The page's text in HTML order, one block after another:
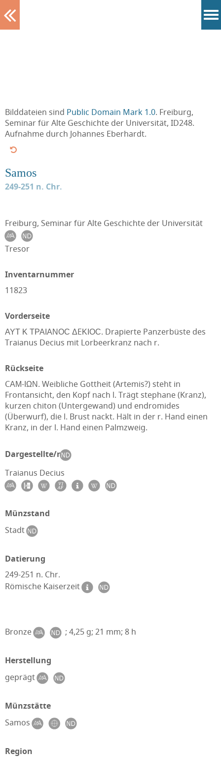
Bilddateien sind Public Domain Mark 1.0. Freiburg,
Seminar für Alte Geschichte der Universität, ID248.
Aufnahme durch Johannes Eberhardt.
Samos
249-251 n. Chr.
Freiburg, Seminar für Alte Geschichte der Universität
Tresor
Inventarnummer
11823
Vorderseite
ΑΥΤ Κ ΤΡΑΙΑΝΟϹ ΔEΚΙΟϹ. Drapierte Panzerbüste des
Traianus Decius mit Lorbeerkranz nach r.
Rückseite
CΑΜ-ΙΩΝ. Weibliche Gottheit (Artemis?) steht in
Frontansicht, den Kopf nach l. Trägt stephane (Kranz),
kurzen chiton (Untergewand) und endromides
(Überwurf), die l. Brust nackt. Hält in der r. Hand einen
Kranz, in der l. Hand einen Palmzweig.
Dargestellte/r
Traianus Decius
Münzstand
Stadt
Datierung
249-251 n. Chr.
Römische Kaiserzeit
Bronze ; 4,25 g; 21 mm; 8 h
Herstellung
geprägt
Münzstätte
Samos
Region